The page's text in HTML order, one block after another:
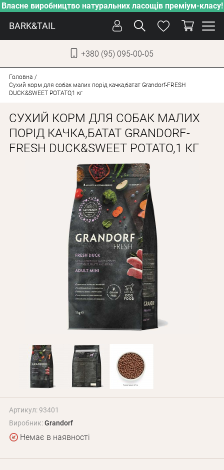
Власне виробництво натуральних ласощів преміум-класу!
BARK&TAIL
+380 (95) 095-00-05
КОТИ
ВІД СПЕКИ
ВЛАСНЕ ВИРОБНИЦТВО
НОВИНКИ
АКЦІЇ
БЛОГ
Оплата і доставка
Програма лояльності
Про Нас
Оптовим клієнтам
Контакти
+380 (95) 095-00-05
Головна
Сухий корм для собак малих порід качка,батат Grandorf-FRESH
DUCK&SWEET POTATO,1 кг
СУХИЙ КОРМ ДЛЯ СОБАК МАЛИХ
ПОРІД КАЧКА,БАТАТ GRANDORF-
FRESH DUCK&SWEET POTATO,1 КГ
Артикул: 93401
Виробник:Grandorf
Немає в наявності